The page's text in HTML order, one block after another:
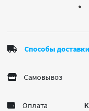
Способы доставки
Самовывоз
Оплата